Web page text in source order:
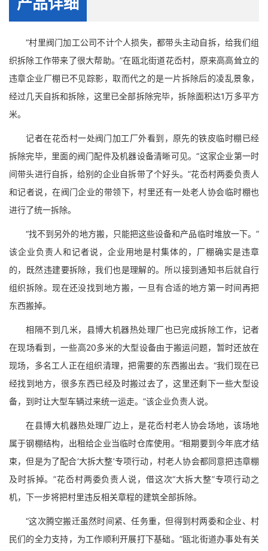
“村里阀门加工公司不计个人损失，都带头主动自拆，给我们组
织拆除工作带来了很大帮助。”在瓯北街道花岙村，原来高高耸立的
违章企业厂棚已不见踪影，取而代之的是一片拆除后的凌乱景象，
经过几天自拆和拆除，这里已全部拆除完毕，拆除面积达1万多平方
米。
记者在花岙村一处阀门加工厂外看到，原先的铁皮临时棚已经
拆除完毕，里面的阀门配件及机器设备清晰可见。“这家企业第一时
间带头进行自拆，给别的企业自拆带了个好头。”花岙村两委负责人
和记者说，在阀门企业的带领下，村里还有一处老人协会临时棚也
进行了统一拆除。
“找不到另外的地方搬，只能把这些设备和产品临时堆放一下。”
该企业负责人和记者说，企业用地是村集体的，厂棚确实是违章
的，既然违建要拆除，我们也是理解的。所以接到通知书后就自行
组织拆除。现在还没找到地方搬，一旦有合适的地方第一时间再把
东西搬掉。
相隔不到几米，县博大机器热处理厂也已完成拆除工作，记者
在现场看到，一些高20多米的大型设备由于搬运问题，暂时还放在
现场，多名工人正在组织清理，把需要的东西搬出去。“我们现在已
经找到地方，很多东西已经及时搬过去了，这里还剩下一些大型设
备，到时让大型车辆过来统一运走。”该企业负责人说。
在县博大机器热处理厂边上，是花岙村老人协会场地，该场地
属于钢棚结构，出租给企业当临时仓库使用。“租期要到今年底才结
束，但是为了配合‘大拆大整’专项行动，村老人协会都同意把违章棚
及时拆掉。”花岙村两委负责人说，借这次“大拆大整”专项行动之
机，下一步将把村里违反相关章程的建筑全部拆除。
“这次腾空搬迁虽然时间紧、任务重，但得到村两委和企业、村
民们的全力支持，为工作顺利开展打下基础。”瓯北街道办事处有关